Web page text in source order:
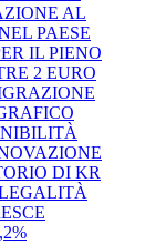
AL
PAESE
IL PIENO
2 EURO
DI KR